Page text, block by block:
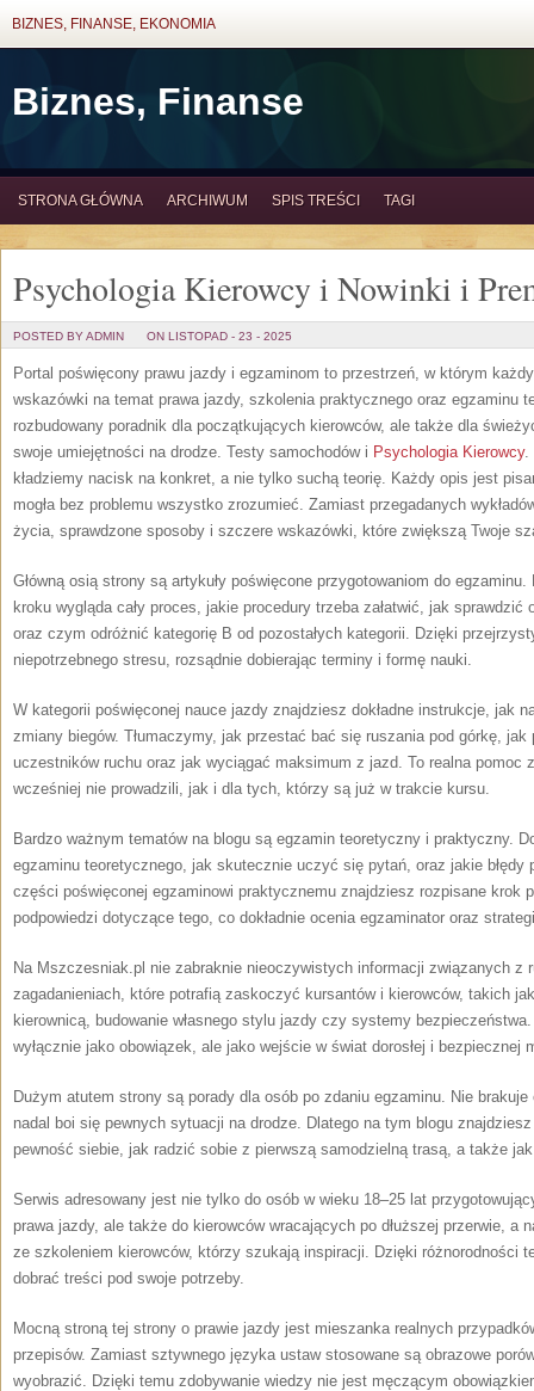
BIZNES, FINANSE, EKONOMIA
Biznes, Finanse
STRONA GŁÓWNA ARCHIWUM SPIS TREŚCI TAGI
Psychologia Kierowcy i Nowinki i
POSTED BY ADMIN ON LISTOPAD - 23 - 2025
Portal poświęcony prawu jazdy i egzaminom to przestrzeń, w którym
wskazówki na temat prawa jazdy, szkolenia praktycznego oraz egzaminu
rozbudowany poradnik dla początkujących kierowców, ale także dla
swoje umiejętności na drodze. Testy samochodów i Psychologia Kierowcy.
kładziemy nacisk na konkret, a nie tylko suchą teorię. Każdy opis jest
mogła bez problemu wszystko zrozumieć. Zamiast przegadanych
życia, sprawdzone sposoby i szczere wskazówki, które zwiększą Twoje
Główną osią strony są artykuły poświęcone przygotowaniom do
kroku wygląda cały proces, jakie procedury trzeba załatwić, jak
oraz czym odróżnić kategorię B od pozostałych kategorii. Dzięki
niepotrzebnego stresu, rozsądnie dobierając terminy i formę nauki.
W kategorii poświęconej nauce jazdy znajdziesz dokładne instrukcje, jak
zmiany biegów. Tłumaczymy, jak przestać bać się ruszania pod górkę,
uczestników ruchu oraz jak wyciągać maksimum z jazd. To realna pomoc
wcześniej nie prowadzili, jak i dla tych, którzy są już w trakcie kursu.
Bardzo ważnym tematów na blogu są egzamin teoretyczny i praktyczny.
egzaminu teoretycznego, jak skutecznie uczyć się pytań, oraz jakie błędy
części poświęconej egzaminowi praktycznemu znajdziesz rozpisane krok
podpowiedzi dotyczące tego, co dokładnie ocenia egzaminator oraz
Na Mszczesniak.pl nie zabraknie nieoczywistych informacji związanych z
zagadanieniach, które potrafią zaskoczyć kursantów i kierowców, takich
kierownicą, budowanie własnego stylu jazdy czy systemy
wyłącznie jako obowiązek, ale jako wejście w świat dorosłej i bezpiecznej
Dużym atutem strony są porady dla osób po zdaniu egzaminu. Nie
nadal boi się pewnych sytuacji na drodze. Dlatego na tym blogu
pewność siebie, jak radzić sobie z pierwszą samodzielną trasą, a także
Serwis adresowany jest nie tylko do osób w wieku 18–25 lat
prawa jazdy, ale także do kierowców wracających po dłuższej przerwie, a
ze szkoleniem kierowców, którzy szukają inspiracji. Dzięki różnorodności
dobrać treści pod swoje potrzeby.
Mocną stroną tej strony o prawie jazdy jest mieszanka realnych
przepisów. Zamiast sztywnego języka ustaw stosowane są obrazowe
wyobrazić. Dzięki temu zdobywanie wiedzy nie jest męczącym